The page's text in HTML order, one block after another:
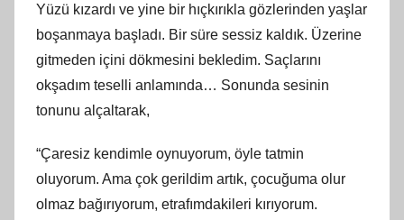
Yüzü kızardı ve yine bir hıçkırıkla gözlerinden yaşlar
boşanmaya başladı. Bir süre sessiz kaldık. Üzerine
gitmeden içini dökmesini bekledim. Saçlarını
okşadım teselli anlamında… Sonunda sesinin
tonunu alçaltarak,
“Çaresiz kendimle oynuyorum, öyle tatmin
oluyorum. Ama çok gerildim artık, çocuğuma olur
olmaz bağırıyorum, etrafımdakileri kırıyorum.